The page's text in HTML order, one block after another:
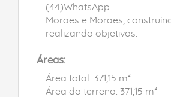
(44)WhatsApp
Moraes e Moraes,
realizando objetivos.
Áreas:
Área total: 371,15 m²
Área do terreno: 371,15 m²